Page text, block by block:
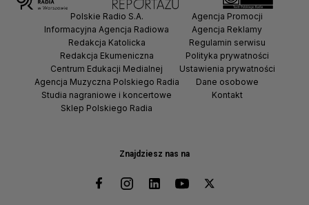
Znajdziesz nas na
Polskie Radio S.A.
Informacyjna Agencja Radiowa
Redakcja Katolicka
Redakcja Ekumeniczna
Centrum Edukacji Medialnej
Agencja Muzyczna Polskiego Radia
Studia nagraniowe i koncertowe
Sklep Polskiego Radia
Agencja Promocji
Agencja Reklamy
Regulamin serwisu
Polityka prywatności
Ustawienia prywatności
Dane osobowe
Kontakt